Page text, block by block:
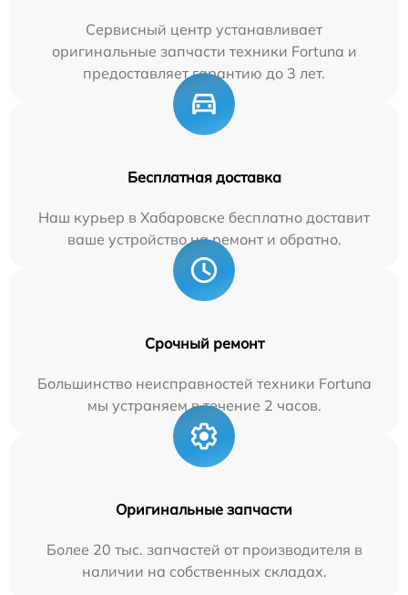
Сервисный центр устанавливает
оригинальные запчасти техники Fortuna и
предоставляет гарантию до 3 лет.
Бесплатная доставка
Наш курьер в Хабаровске бесплатно доставит
ваше устройство на ремонт и обратно.
Срочный ремонт
Большинство неисправностей техники Fortuna
мы устраняем в течение 2 часов.
Оригинальные запчасти
Более 20 тыс. запчастей от производителя в
наличии на собственных складах.